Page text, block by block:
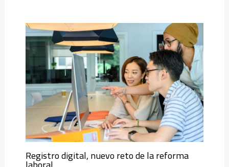
Registro digital, nuevo reto de la reforma